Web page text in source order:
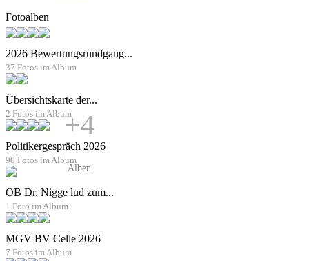
Fotoalben
+4
Alben
2026 Bewertungsrundgang...
37 Fotos im Album
Übersichtskarte der...
2 Fotos im Album
Politikergespräch 2026
90 Fotos im Album
OB Dr. Nigge lud zum...
1 Foto im Album
MGV BV Celle 2026
7 Fotos im Album